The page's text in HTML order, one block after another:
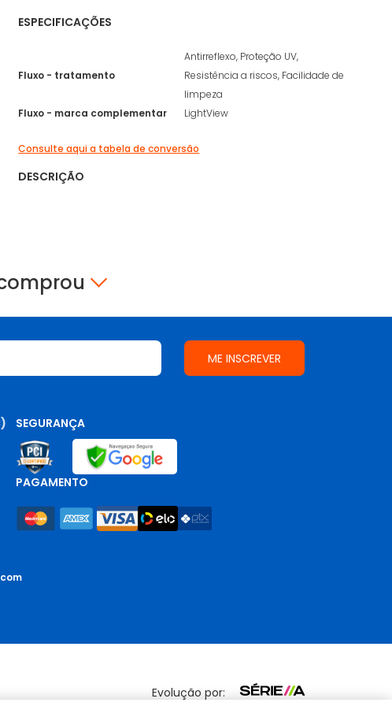
ESPECIFICAÇÕES
Fluxo - tratamento
Antirreflexo, Proteção UV,
Resistência a riscos, Facilidade de
limpeza
Fluxo - marca complementar
LightView
Consulte aqui a tabela de conversão
DESCRIÇÃO
SEGURANÇA
PAGAMENTO
Evolução por: